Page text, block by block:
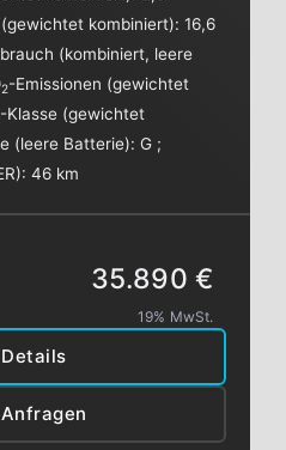
kombiniert):16,6
(kombiniert, leere
2-Emissionen (gewichtet
-Klasse (gewichtet
(leere Batterie):G ;
46 km
35.890 €
19% MwSt.